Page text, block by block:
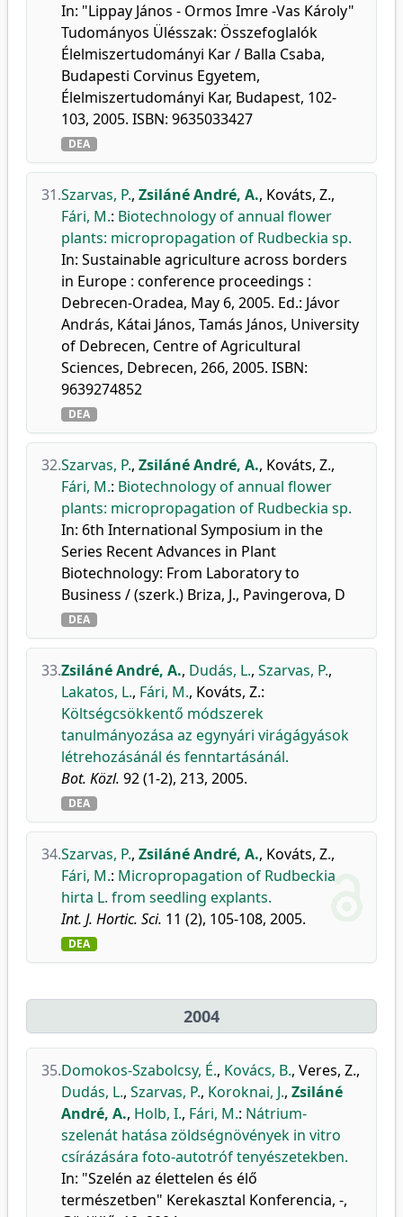
In: "Lippay János - Ormos Imre -Vas Károly"
Tudományos Ülésszak: Összefoglalók
Élelmiszertudományi Kar / Balla Csaba,
Budapesti Corvinus Egyetem,
Élelmiszertudományi Kar, Budapest, 102-
103, 2005. ISBN: 9635033427
DEA
31.Szarvas, P., Zsiláné André, A., Kováts, Z.,
Fári, M.: Biotechnology of annual flower
plants: micropropagation of Rudbeckia sp.
In: Sustainable agriculture across borders
in Europe : conference proceedings :
Debrecen-Oradea, May 6, 2005. Ed.: Jávor
András, Kátai János, Tamás János, University
of Debrecen, Centre of Agricultural
Sciences, Debrecen, 266, 2005. ISBN:
9639274852
DEA
32.Szarvas, P., Zsiláné André, A., Kováts, Z.,
Fári, M.: Biotechnology of annual flower
plants: micropropagation of Rudbeckia sp.
In: 6th International Symposium in the
Series Recent Advances in Plant
Biotechnology: From Laboratory to
Business / (szerk.) Briza, J., Pavingerova, D
DEA
33.Zsiláné André, A., Dudás, L., Szarvas, P.,
Lakatos, L., Fári, M., Kováts, Z.:
Költségcsökkentő módszerek
tanulmányozása az egynyári virágágyások
létrehozásánál és fenntartásánál.
Bot. Közl. 92 (1-2), 213, 2005.
DEA
34.Szarvas, P., Zsiláné André, A., Kováts, Z.,
Fári, M.: Micropropagation of Rudbeckia
hirta L. from seedling explants.
Int. J. Hortic. Sci. 11 (2), 105-108, 2005.
DEA
2004
35.Domokos-Szabolcsy, É., Kovács, B., Veres, Z.,
Dudás, L., Szarvas, P., Koroknai, J., Zsiláné
André, A., Holb, I., Fári, M.: Nátrium-
szelenát hatása zöldségnövények in vitro
csírázására foto-autotróf tenyészetekben.
In: "Szelén az élettelen és élő
természetben" Kerekasztal Konferencia, -,